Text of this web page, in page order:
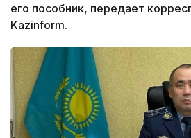
его пособник, передает
Kazinform.